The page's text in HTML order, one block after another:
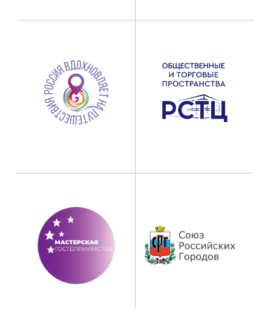
Ознакомлен (на)с политикой
конфиденциальности
Согласен (на) собработкой персональных
встречаются талант и возможность, идея
и ресурс. Приглашая вас стать партнёром,
я предлагаю не формальное спонсорство –
предлагаю вместе принимать решения.
Ваш голос в жюри, ваш выбор проекта,
ваши вопросы участникам – это общие
инвестиции в стандарты индустрии.